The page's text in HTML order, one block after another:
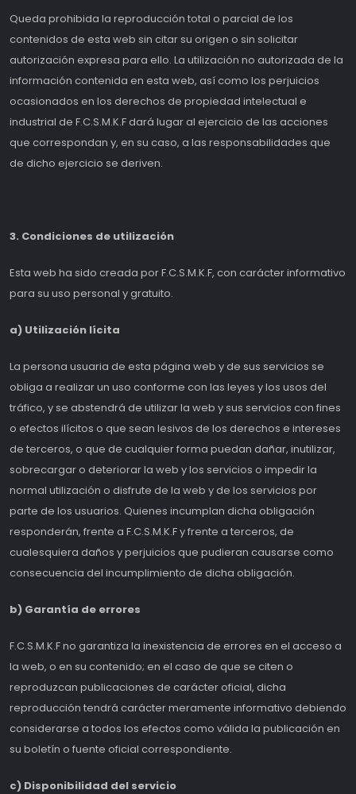
Queda prohibida la reproducción total o parcial de los
contenidos de esta web sin citar su origen o sin solicitar
autorización expresa para ello. La utilización no autorizada de la
información contenida en esta web, así como los perjuicios
ocasionados en los derechos de propiedad intelectual e
industrial de F.C.S.M.K.F dará lugar al ejercicio de las acciones
que correspondan y, en su caso, a las responsabilidades que
de dicho ejercicio se deriven.
3. Condiciones de utilización
Esta web ha sido creada por F.C.S.M.K.F, con carácter informativo
para su uso personal y gratuito.
a) Utilización lícita
La persona usuaria de esta página web y de sus servicios se
obliga a realizar un uso conforme con las leyes y los usos del
tráfico, y se abstendrá de utilizar la web y sus servicios con fines
o efectos ilícitos o que sean lesivos de los derechos e intereses
de terceros, o que de cualquier forma puedan dañar, inutilizar,
sobrecargar o deteriorar la web y los servicios o impedir la
normal utilización o disfrute de la web y de los servicios por
parte de los usuarios. Quienes incumplan dicha obligación
responderán, frente a F.C.S.M.K.F y frente a terceros, de
cualesquiera daños y perjuicios que pudieran causarse como
consecuencia del incumplimiento de dicha obligación.
b) Garantía de errores
F.C.S.M.K.F no garantiza la inexistencia de errores en el acceso a
la web, o en su contenido; en el caso de que se citen o
reproduzcan publicaciones de carácter oficial, dicha
reproducción tendrá carácter meramente informativo debiendo
considerarse a todos los efectos como válida la publicación en
su boletín o fuente oficial correspondiente.
c) Disponibilidad del servicio